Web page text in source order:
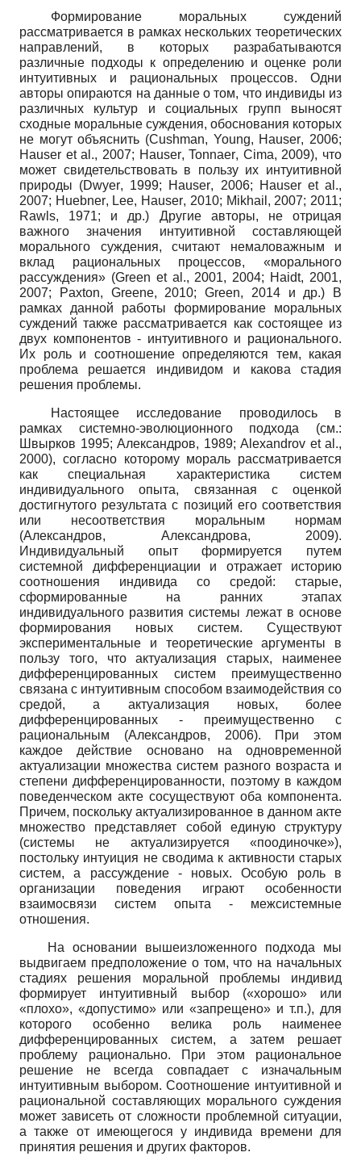
Формирование моральных суждений
рассматривается в рамках нескольких теоретических
направлений, в которых разрабатываются
различные подходы к определению и оценке роли
интуитивных и рациональных процессов. Одни
авторы опираются на данные о том, что индивиды из
различных культур и социальных групп выносят
сходные моральные суждения, обоснования которых
не могут объяснить (Cushman, Young, Hauser, 2006;
Hauser et al ., 2007; Hauser,Tonnaer, Cima, 2009), что
может свидетельствовать в пользу их интуитивной
природы (Dwyer, 1999; Hauser, 2006; Hauser et al .,
2007; Huebner, Lee, Hauser, 2010; Mikhail , 2007; 2011;
Rawls, 1971; и др.) Другие авторы, не отрицая
важного значения интуитивной составляющей
морального суждения, считают немаловажным и
вклад рациональных процессов, «морального
рассуждения» (Green et al ., 2001, 2004; Haidt, 2001,
2007;
Paxton, Greene, 2010; Green, 2014 и др.) В
рамках данной работы формирование моральных
суждений также рассматривается как состоящее из
двух компонентов - интуитивного и рационального.
Их роль и соотношение определяются тем, какая
проблема решается индивидом и какова стадия
решения проблемы.
Настоящее исследование проводилось в
рамках системно-эволюционного подхода (см.:
Швырков 1995; Александров, 1989; Alexandrov et al .,
2000), согласно которому мораль рассматривается
как специальная характеристика систем
индивидуального опыта, связанная с оценкой
достигнутого результата с позиций его соответствия
или несоответствия моральным нормам
(Александров, Александрова, 2009).
Индивидуальный опыт формируется путем
системной дифференциации и отражает историю
соотношения индивида со средой: старые,
сформированные на ранних этапах
индивидуального развития системы лежат в основе
формирования новых систем. Существуют
экспериментальные и теоретические аргументы в
пользу того, что актуализация старых, наименее
дифференцированных систем преимущественно
связана с интуитивным способом взаимодействия со
средой, а актуализация новых, более
дифференцированных - преимущественно с
рациональным (Александров, 2006). При этом
каждое действие основано на одновременной
актуализации множества систем разного возраста и
степени дифференцированности, поэтому в каждом
поведенческом акте сосуществуют оба компонента.
Причем, поскольку актуализированное в данном акте
множество представляет собой единую структуру
(системы не актуализируется «поодиночке»),
постольку интуиция не сводима к активности старых
систем, а рассуждение - новых. Особую роль в
организации поведения играют особенности
взаимосвязи систем опыта - межсистемные
отношения.
На основании вышеизложенного подхода мы
выдвигаем предположение о том, что на начальных
стадиях решения моральной проблемы индивид
формирует интуитивный выбор («хорошо» или
«плохо», «допустимо» или «запрещено» и т.п.), для
которого особенно велика роль наименее
дифференцированных систем, а затем решает
проблему рационально. При этом рациональное
решение не всегда совпадает с изначальным
интуитивным выбором. Соотношение интуитивной и
рациональной составляющих морального суждения
может зависеть от сложности проблемной ситуации,
а также от имеющегося у индивида времени для
принятия решения и других факторов.